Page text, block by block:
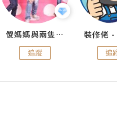
儍媽媽與兩隻小魔怪之家
追蹤 追蹤